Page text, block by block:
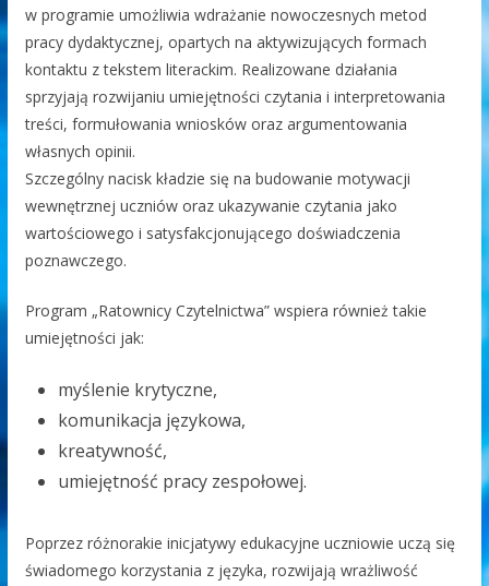
w programie umożliwia wdrażanie nowoczesnych metod
pracy dydaktycznej, opartych na aktywizujących formach
kontaktu z tekstem literackim. Realizowane działania
sprzyjają rozwijaniu umiejętności czytania i interpretowania
treści, formułowania wniosków oraz argumentowania
własnych opinii.
Szczególny nacisk kładzie się na budowanie motywacji
wewnętrznej uczniów oraz ukazywanie czytania jako
wartościowego i satysfakcjonującego doświadczenia
poznawczego.
Program „Ratownicy Czytelnictwa” wspiera również takie
umiejętności jak:
myślenie krytyczne,
komunikacja językowa,
kreatywność,
umiejętność pracy zespołowej.
Poprzez różnorakie inicjatywy edukacyjne uczniowie uczą się
świadomego korzystania z języka, rozwijają wrażliwość